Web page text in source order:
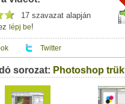
17 szavazat alapján
lépj be!
Twitter
retusálása Photoshopban"
,vagyezt a felületet:
a következő klub(ok)ba tartozik:
minden mennyiségben
sorozat: Photoshop